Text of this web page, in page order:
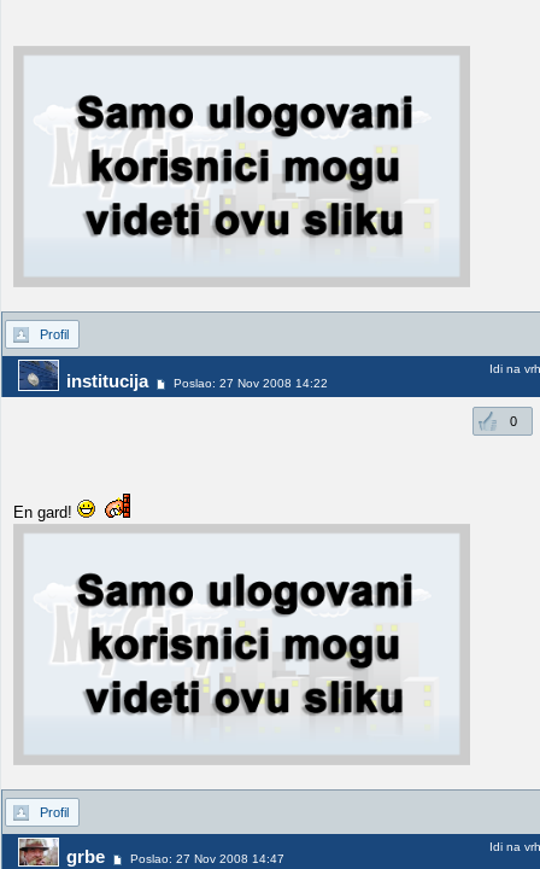
Profil
institucija Poslao: 27 Nov 2008 14:22
Idi na vrh
0
En gard!
Profil
grbe Poslao: 27 Nov 2008 14:47
Idi na vrh